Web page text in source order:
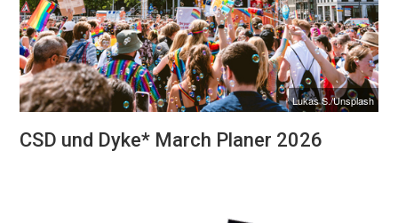
Lukas S./Unsplash
CSD und Dyke* March Planer 2026